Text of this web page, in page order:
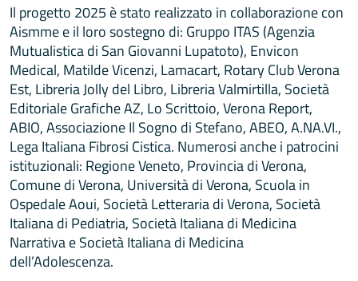
Il progetto 2025 è stato realizzato in collaborazione con
Aismme e il loro sostegno di: Gruppo ITAS (Agenzia
Mutualistica di San Giovanni Lupatoto), Envicon
Medical, Matilde Vicenzi, Lamacart, Rotary Club Verona
Est, Libreria Jolly del Libro, Libreria Valmirtilla, Società
Editoriale Grafiche AZ, Lo Scrittoio, Verona Report,
ABIO, Associazione Il Sogno di Stefano, ABEO, A.NA.VI.,
Lega Italiana Fibrosi Cistica. Numerosi anche i patrocini
istituzionali: Regione Veneto, Provincia di Verona,
Comune di Verona, Università di Verona, Scuola in
Ospedale Aoui, Società Letteraria di Verona, Società
Italiana di Pediatria, Società Italiana di Medicina
Narrativa e Società Italiana di Medicina
dell’Adolescenza.